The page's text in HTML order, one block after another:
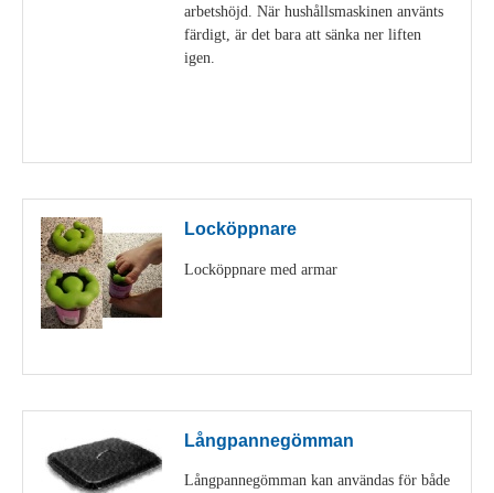
arbetshöjd. När hushållsmaskinen använts
färdigt, är det bara att sänka ner liften
igen.
Locköppnare
Locköppnare med armar
Långpannegömman
Långpannegömman kan användas för både